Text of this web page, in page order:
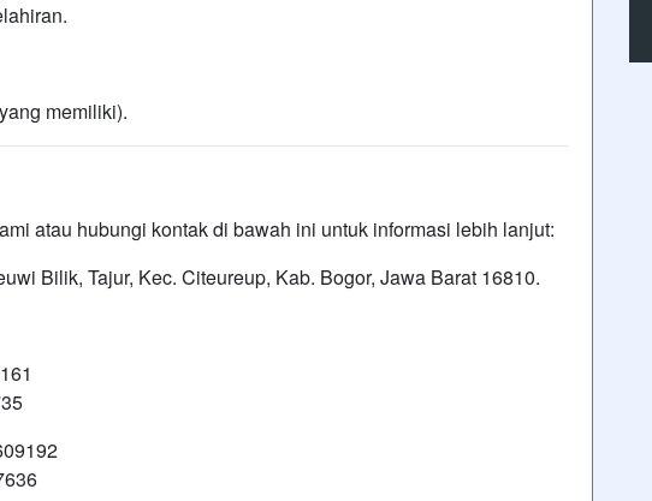
memiliki).
atau hubungi kontak di bawah ini untuk informasi lebih lanjut:
Bilik, Tajur, Kec. Citeureup, Kab. Bogor, Jawa Barat 16810.